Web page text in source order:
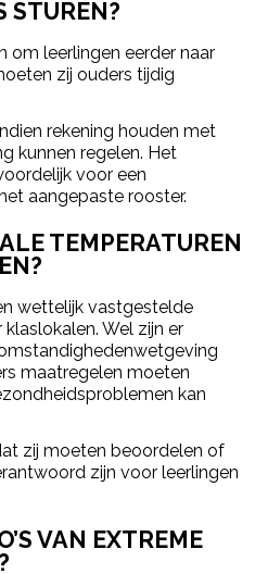
STUREN?
om leerlingen eerder naar
zij ouders tijdig
rekening houden met
kunnen regelen. Het
voor een
aangepaste rooster.
TEMPERATUREN
wettelijk vastgestelde
Wel zijn er
maatregelen moeten
kan
zij moeten beoordelen of
zijn voor leerlingen
VAN EXTREME